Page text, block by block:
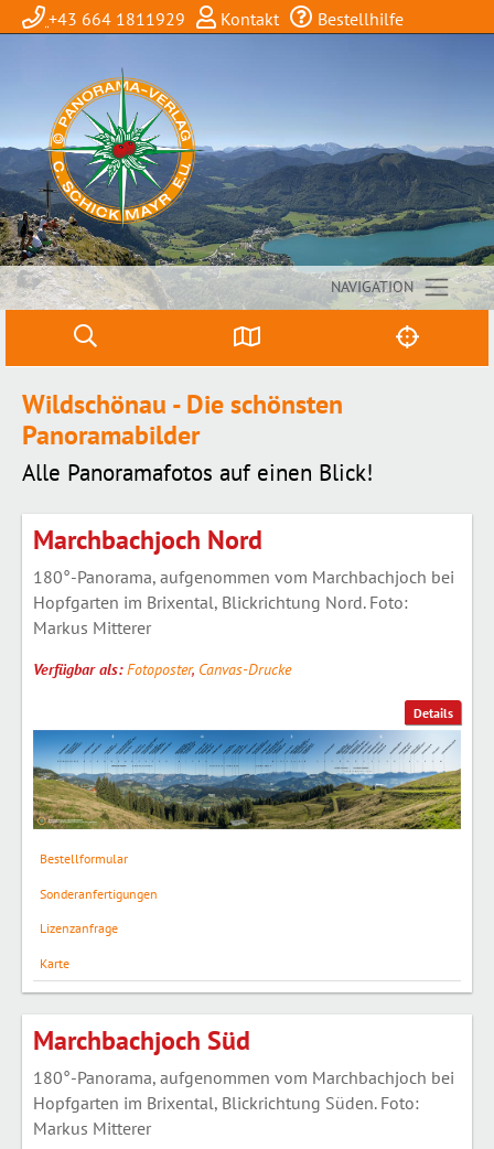
+43 664 1811929 Kontakt Bestellhilfe
NAVIGATION
Wildschönau - Die schönsten
Panoramabilder
Alle Panoramafotos auf einen Blick!
Details
Marchbachjoch Nord
180°-Panorama, aufgenommen vom Marchbachjoch bei
Hopfgarten im Brixental, Blickrichtung Nord. Foto:
Markus Mitterer
Verfügbar als:Fotoposter, Canvas-Drucke
Bestellformular
Sonderanfertigungen
Lizenzanfrage
Karte
Marchbachjoch Süd
180°-Panorama, aufgenommen vom Marchbachjoch bei
Hopfgarten im Brixental, Blickrichtung Süden. Foto:
Markus Mitterer